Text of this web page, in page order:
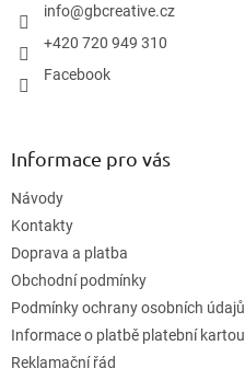
info@gbcreative.cz
+420 720 949 310
Facebook
Informace pro vás
Návody
Kontakty
Doprava a platba
Obchodní podmínky
Podmínky ochrany osobních údajů
Informace o platbě platební kartou
Reklamační řád